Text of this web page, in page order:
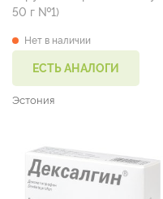
50 г №1)
Нет в наличии
ЕСТЬ АНАЛОГИ
Эстония